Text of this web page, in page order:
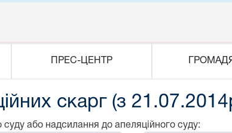
ПРЕС-ЦЕНТР
скарг (з
або надсилання до апеляційного суду: